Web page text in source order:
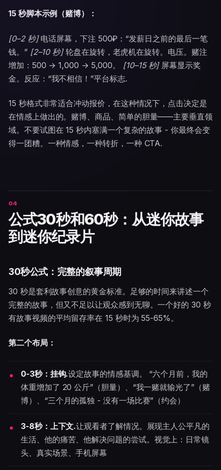
15 秒脚本示例（赌博）：
[0–2 秒]电话屏幕，下注 500₽：“发薪日之前的最后一笔
钱。” [2–10 秒]轮盘在旋转，老虎机在旋转。电压。赌注
增加：500 → 1,000 → 5,000。 [10–15 秒]屏幕显示奖
金。反应：“我不相信！”平台标志.
15 秒格式非常适合冲动报价，在这种情况下，点击决定是
在情感上做出的。赌博、商品、简单的胆量——主要垂直领
域。不要试图在 15 秒内塞满一个复杂的故事 - 你最终会变
得一团糟。一种情感，一种转折，一种 CTA.
公式30秒和60秒：从迷你故事
到迷你纪录片
30秒公式：完整的叙事周期
30 秒是套利故事创意的黄金标准。足够的时间来讲述一个
完整的故事，但又不足以让观众感到无聊。一个好的 30 秒
有故事视频的平均留存率在 15 秒时为 55-65%。
第二个布局：
0-3秒：挂钩.设定故事的情感基调。 “六个月前，我的
体重增加了 20 公斤”（胆量）、“我一赌就输光了”（赌
博）、“三个月的孤独 - 没有一场比赛”（约会）
3-8秒：上下文.让观看者了解情况。展现主人公平凡的
生活、他的痛苦、他解决问题的尝试。视觉上：日常镜
头、真实场景、手机屏幕